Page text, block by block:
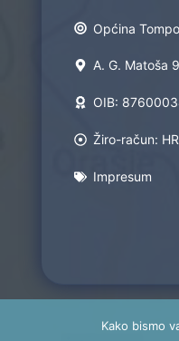
Općina
A. G. Matoša
OIB:
Žiro-račun:
Impresum
Kako bismo